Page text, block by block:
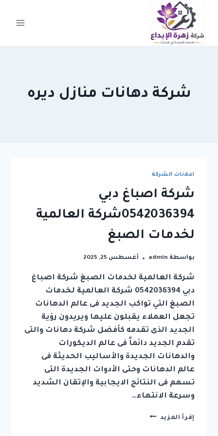
التجاوز
المحتوى
شركة دهانات منازل ديره
اعلانات الشركة
شركة اصباغ دبي
0542036394شركة العالمية
لخدمات الصبغ
بواسطة admin أغسطس 25, 2025
شركة العالمية لخدمات الصبغ شركة اصباغ
دبي 0542036394 شركة العالمية لخدمات
الصبغ التي تواكب الجديد فى عالم الدهانات
تجعل العملاء يقبلون عليها ويريدون رؤية
الجديد الذى تقدمه كأفضل شركة دهانات والتى
تقدم الجديد دائماً فى عالم الديكورات
والدهانات الجديدة والأساليب الحديثة فى
عالم الدهانات وحتى الأدوات الجديدة التى
تسهم فى النتائج الايجابية والإتقان الشديد
وسرعة الانتهاء…
إقرأ المزيد شركة